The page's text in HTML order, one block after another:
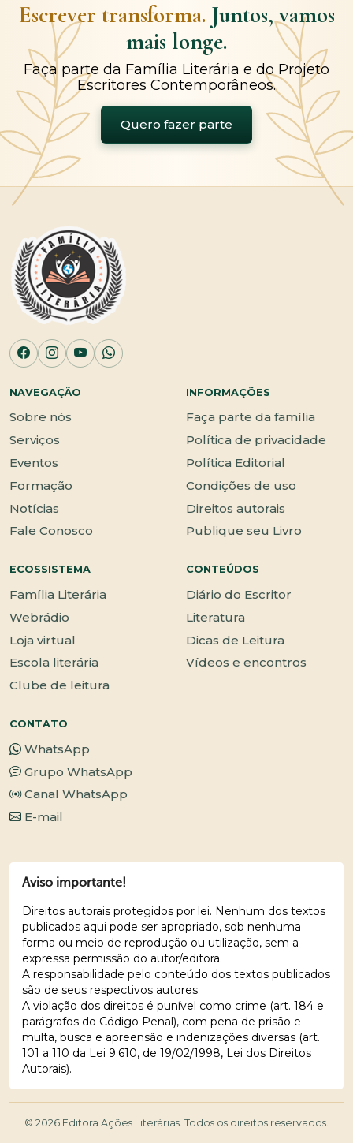
Escrever transforma. Juntos, vamos
mais longe.
Faça parte da Família Literária e do Projeto
Escritores Contemporâneos.
Quero fazer parte
NAVEGAÇÃO
Sobre nós
Serviços
Eventos
Formação
Notícias
Fale Conosco
INFORMAÇÕES
Faça parte da família
Política de privacidade
Política Editorial
Condições de uso
Direitos autorais
Publique seu Livro
ECOSSISTEMA
Família Literária
Webrádio
Loja virtual
Escola literária
Clube de leitura
CONTEÚDOS
Diário do Escritor
Literatura
Dicas de Leitura
Vídeos e encontros
CONTATO
WhatsApp
Grupo WhatsApp
Canal WhatsApp
E-mail
Aviso importante!
Direitos autorais protegidos por lei. Nenhum dos textos
publicados aqui pode ser apropriado, sob nenhuma
forma ou meio de reprodução ou utilização, sem a
expressa permissão do autor/editora.
A responsabilidade pelo conteúdo dos textos publicados
são de seus respectivos autores.
A violação dos direitos é punível como crime (art. 184 e
parágrafos do Código Penal), com pena de prisão e
multa, busca e apreensão e indenizações diversas (art.
101 a 110 da Lei 9.610, de 19/02/1998, Lei dos Direitos
Autorais).
© 2026 Editora Ações Literárias. Todos os direitos reservados.